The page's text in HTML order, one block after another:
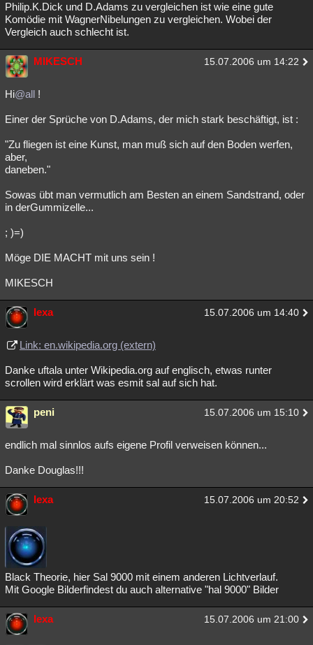
Philip.K.Dick und D.Adams zu vergleichen ist wie eine gute
Komödie mit WagnerNibelungen zu vergleichen. Wobei der
Vergleich auch schlecht ist.
MIKESCH 15.07.2006 um 14:22
Hi@all !
Einer der Sprüche von D.Adams, der mich stark beschäftigt, ist :
"Zu fliegen ist eine Kunst, man muß sich auf den Boden werfen,
aber,
daneben."
Sowas übt man vermutlich am Besten an einem Sandstrand, oder
in derGummizelle...
; )=)
Möge DIE MACHT mit uns sein !
MIKESCH
lexa 15.07.2006 um 14:40
Link: en.wikipedia.org (extern)
Danke uftala unter Wikipedia.org auf englisch, etwas runter
scrollen wird erklärt was esmit sal auf sich hat.
peni 15.07.2006 um 15:10
endlich mal sinnlos aufs eigene Profil verweisen können...
Danke Douglas!!!
lexa 15.07.2006 um 20:52
Black Theorie, hier Sal 9000 mit einem anderen Lichtverlauf.
Mit Google Bilderfindest du auch alternative "hal 9000" Bilder
lexa 15.07.2006 um 21:00